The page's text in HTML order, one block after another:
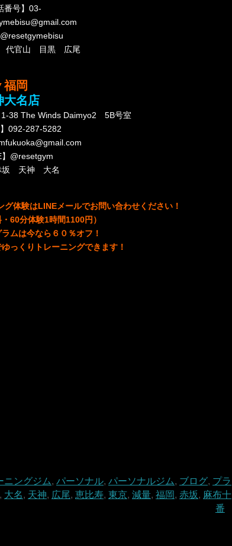
番号】03-
@resetgymebisu
代官山 目黒 広尾
岡
大名店
1-38 The Winds Daimyo2 5B号室
】092-287-5282
】@resetgym
坂 天神 大名
体験はLINEメールでお問い合わせください！
60分体験1時間1100円）
ムは今なら６０％オフ ！
っくりトレーニングできます！
ニングジム, パーソナル, パーソナルジム, ブログ, プラ
, 大名, 天神, 広尾, 恵比寿, 東京, 減量, 福岡, 赤坂, 麻布十
番